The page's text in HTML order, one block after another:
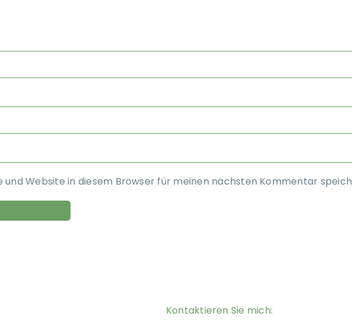
und Website in diesem Browser für meinen nächsten Kommentar
Kontaktieren Sie mich: